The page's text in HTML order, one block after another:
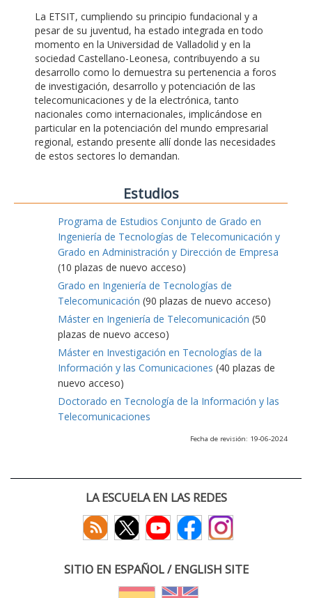
La ETSIT, cumpliendo su principio fundacional y a
pesar de su juventud, ha estado integrada en todo
momento en la Universidad de Valladolid y en la
sociedad Castellano-Leonesa, contribuyendo a su
desarrollo como lo demuestra su pertenencia a foros
de investigación, desarrollo y potenciación de las
telecomunicaciones y de la electrónica, tanto
nacionales como internacionales, implicándose en
particular en la potenciación del mundo empresarial
regional, estando presente allí donde las necesidades
de estos sectores lo demandan.
Estudios
Programa de Estudios Conjunto de Grado en
Ingeniería de Tecnologías de Telecomunicación y
Grado en Administración y Dirección de Empresa
(10 plazas de nuevo acceso)
Grado en Ingeniería de Tecnologías de
Telecomunicación (90 plazas de nuevo acceso)
Máster en Ingeniería de Telecomunicación (50
plazas de nuevo acceso)
Máster en Investigación en Tecnologías de la
Información y las Comunicaciones (40 plazas de
nuevo acceso)
Doctorado en Tecnología de la Información y las
Telecomunicaciones
Fecha de revisión: 19-06-2024
LA ESCUELA EN LAS REDES
SITIO EN ESPAÑOL / ENGLISH SITE